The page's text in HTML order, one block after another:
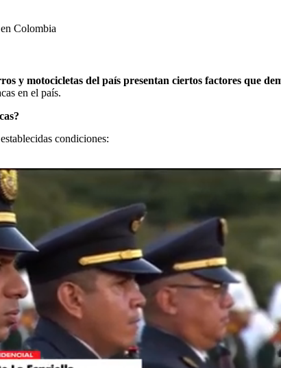
Colombia
y motocicletas del país presentan ciertos factores que
en el país.
condiciones: